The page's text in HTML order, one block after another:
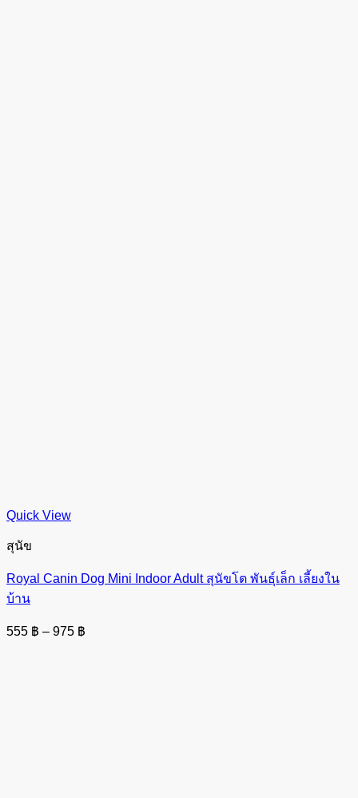
Quick View
สุนัข
Royal Canin Dog Mini Indoor Adult สุนัขโต พันธุ์เล็ก เลี้ยงใน
บ้าน
555 ฿ – 975 ฿